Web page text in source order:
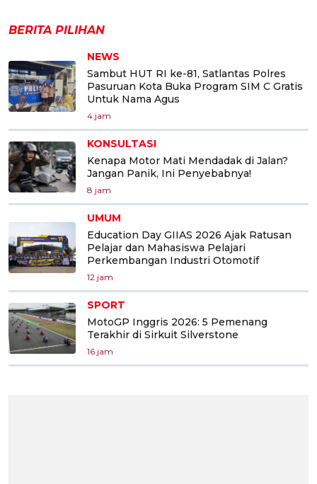
BERITA PILIHAN
NEWS
Sambut HUT RI ke-81, Satlantas Polres
Pasuruan Kota Buka Program SIM C Gratis
Untuk Nama Agus
4 jam
KONSULTASI
Kenapa Motor Mati Mendadak di Jalan?
Jangan Panik, Ini Penyebabnya!
8 jam
UMUM
Education Day GIIAS 2026 Ajak Ratusan
Pelajar dan Mahasiswa Pelajari
Perkembangan Industri Otomotif
12 jam
SPORT
MotoGP Inggris 2026: 5 Pemenang
Terakhir di Sirkuit Silverstone
16 jam